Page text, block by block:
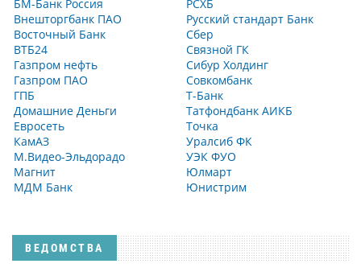
БМ-Банк Россия
Внешторгбанк ПАО
Восточный Банк
ВТБ24
Газпром нефть
Газпром ПАО
ГПБ
Домашние Деньги
Евросеть
КамАЗ
М.Видео-Эльдорадо
Магнит
МДМ Банк
РСХБ
Русский стандарт Банк
Сбер
Связной ГК
Сибур Холдинг
Совкомбанк
Т-Банк
Татфондбанк АИКБ
Точка
Уралсиб ФК
УЭК ФУО
Юлмарт
Юнистрим
ВЕДОМСТВА